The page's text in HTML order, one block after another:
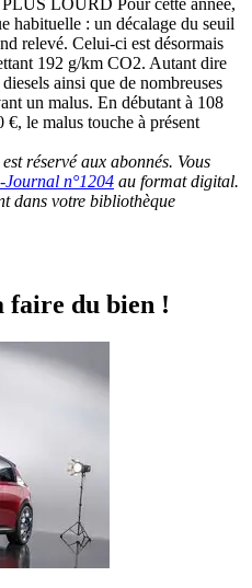
LOURD Pour cette année,
habituelle : un décalage du seuil
relevé. Celui-ci est désormais
192 g/km CO2. Autant dire
ainsi que de nombreuses
un malus. En débutant à 108
le malus touche à présent
réservé aux abonnés. Vous
Journal n°1204 au format digital.
dans votre bibliothèque
faire du bien !